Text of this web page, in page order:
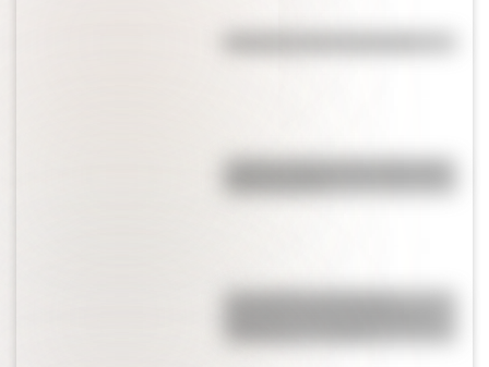
¿Sabías cuál fue la mascota de
Los poderes del Estado
Legislativo y Judicial